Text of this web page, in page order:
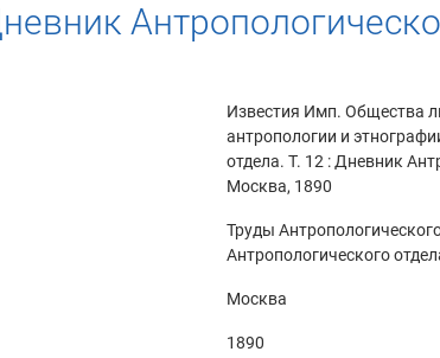
Известия Имп. Общества
антропологии и
отдела. Т. 12 : Дневник
Москва, 1890
Труды
Антропологического
Москва
1890